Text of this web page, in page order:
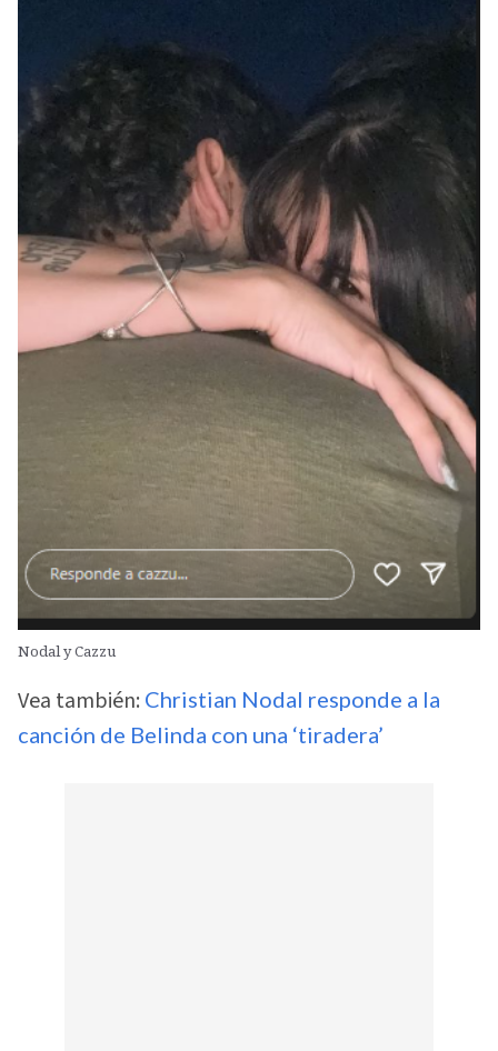
Nodal y Cazzu
Vea también: Christian Nodal responde a la
canción de Belinda con una ‘tiradera’